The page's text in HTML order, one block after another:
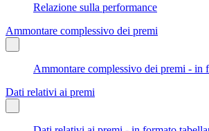
Relazione sulla performance
Ammontare complessivo dei premi
Ammontare complessivo dei premi - in
Dati relativi ai premi